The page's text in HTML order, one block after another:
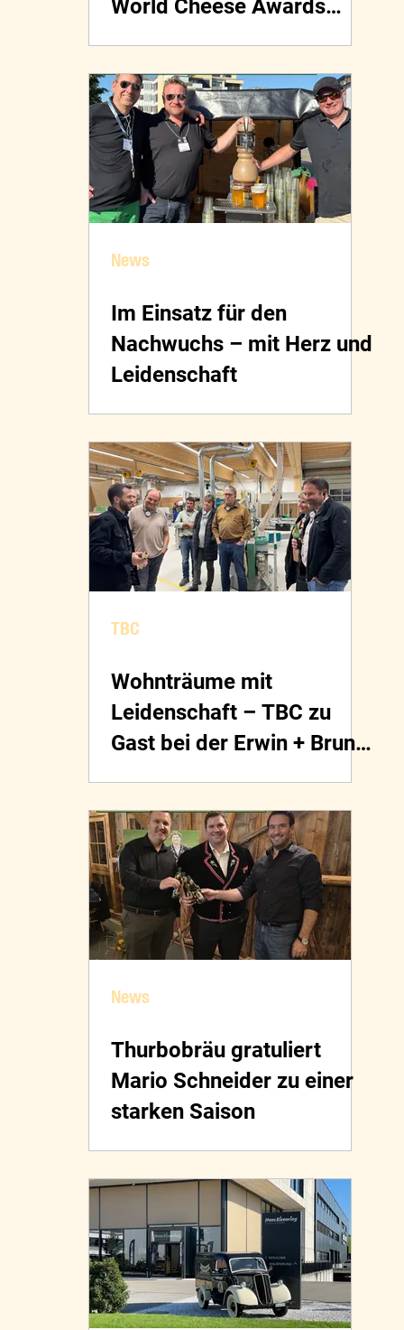
World Cheese Awards
News
Im Einsatz für den
Nachwuchs – mit Herz und
Leidenschaft
TBC
Wohnträume mit
Leidenschaft – TBC zu
Gast bei der Erwin + Bruno
News
Thurbobräu gratuliert
Mario Schneider zu einer
starken Saison